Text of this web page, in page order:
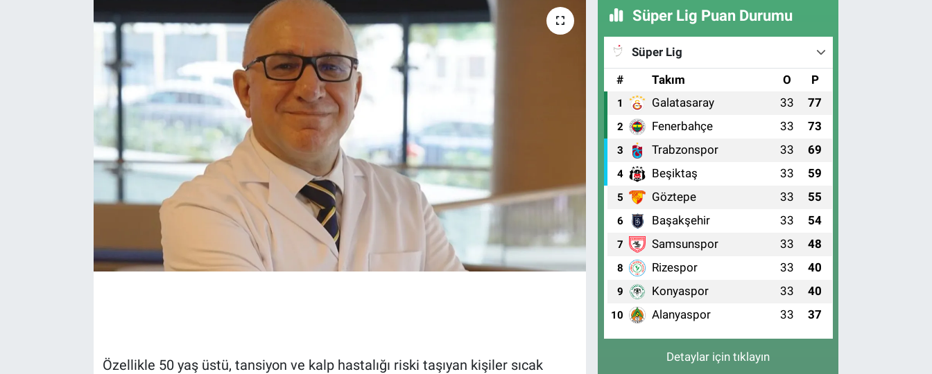
Özellikle 50 yaş üstü, tansiyon ve kalp hastalığı riski taşıyan kişiler sıcak
Süper Lig Puan Durumu
Süper Lig
#
Takım O P
1 Galatasaray 33 77
2 Fenerbahçe 33 73
3 Trabzonspor 33 69
4 Beşiktaş 33 59
5 Göztepe 33 55
6 Başakşehir 33 54
7 Samsunspor 33 48
8 Rizespor 33 40
9 Konyaspor 33 40
10 Alanyaspor 33 37
Detaylar için tıklayın